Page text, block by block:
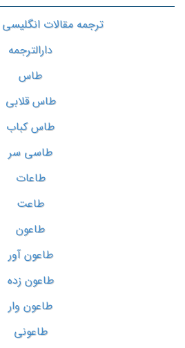
ترجمه مقالات
دارالترجمه
طاس
طاس قلابی
طاس کباب
طاسی سر
طاعات
طاعت
طاعون
طاعون آور
طاعون زده
طاعون وار
طاعونی